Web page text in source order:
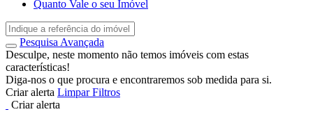
Quanto Vale o seu Imóvel
Pesquisa Avançada
Desculpe, neste momento não temos imóveis com estas
características!
Diga-nos o que procura e encontraremos sob medida para si.
Criar alerta Limpar Filtros
Criar alerta